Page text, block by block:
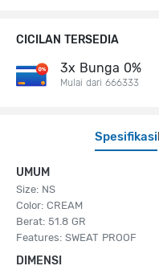
Spesifikasi
UMUM
Size: NS
Color: CREAM
Berat: 51.8 GR
Features: SWEAT PROOF
DIMENSI
CICILAN TERSEDIA
3x Bunga 0%
Mulai dari 666333